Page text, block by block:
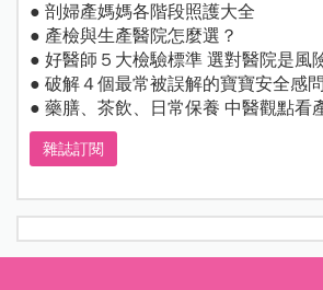
● 剖婦產媽媽各階段照護大全
● 產檢與生產醫院怎麼選？
● 好醫師５大檢驗標準 選對醫院是風
● 破解４個最常被誤解的寶寶安全感
● 藥膳、茶飲、日常保養 中醫觀點看
雜誌訂閱